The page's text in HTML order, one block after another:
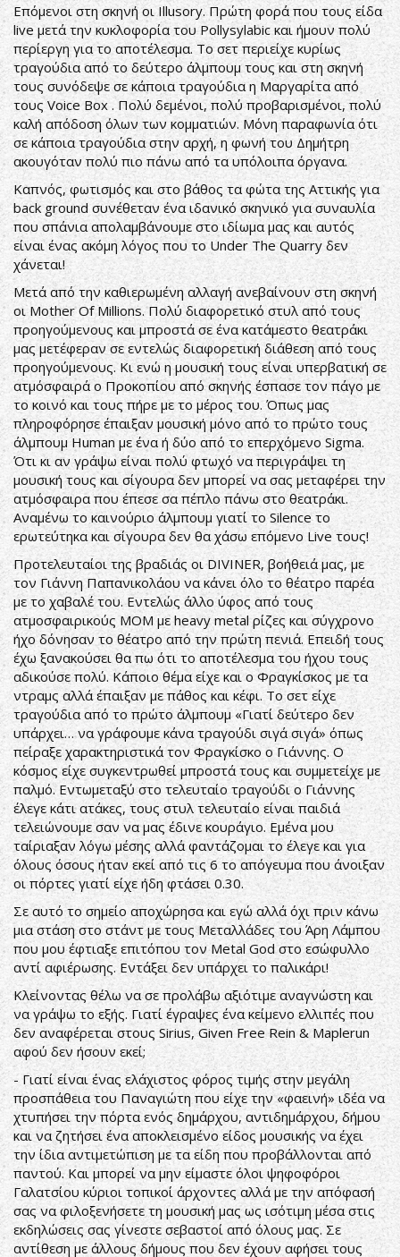
Επόμενοι στη σκηνή οι Illusory. Πρώτη φορά που τους είδα
live μετά την κυκλοφορία του Pollysylabic και ήμουν πολύ
περίεργη για το αποτέλεσμα. Το σετ περιείχε κυρίως
τραγούδια από το δεύτερο άλμπουμ τους και στη σκηνή
τους συνόδεψε σε κάποια τραγούδια η Μαργαρίτα από
τους Voice Box . Πολύ δεμένοι, πολύ προβαρισμένοι, πολύ
καλή απόδοση όλων των κομματιών. Μόνη παραφωνία ότι
σε κάποια τραγούδια στην αρχή, η φωνή του Δημήτρη
ακουγόταν πολύ πιο πάνω από τα υπόλοιπα όργανα.
Καπνός, φωτισμός και στο βάθος τα φώτα της Αττικής για
back ground συνέθεταν ένα ιδανικό σκηνικό για συναυλία
που σπάνια απολαμβάνουμε στο ιδίωμα μας και αυτός
είναι ένας ακόμη λόγος που το Under The Quarry δεν
χάνεται!
Μετά από την καθιερωμένη αλλαγή ανεβαίνουν στη σκηνή
οι Mother Of Millions. Πολύ διαφορετικό στυλ από τους
προηγούμενους και μπροστά σε ένα κατάμεστο θεατράκι
μας μετέφεραν σε εντελώς διαφορετική διάθεση από τους
προηγούμενους. Κι ενώ η μουσική τους είναι υπερβατική σε
ατμόσφαιρά ο Προκοπίου από σκηνής έσπασε τον πάγο με
το κοινό και τους πήρε με το μέρος του. Όπως μας
πληροφόρησε έπαιξαν μουσική μόνο από το πρώτο τους
άλμπουμ Human με ένα ή δύο από το επερχόμενο Sigma.
Ότι κι αν γράψω είναι πολύ φτωχό να περιγράψει τη
μουσική τους και σίγουρα δεν μπορεί να σας μεταφέρει την
ατμόσφαιρα που έπεσε σα πέπλο πάνω στο θεατράκι.
Αναμένω το καινούριο άλμπουμ γιατί το Silence το
ερωτεύτηκα και σίγουρα δεν θα χάσω επόμενο Live τους!
Προτελευταίοι της βραδιάς οι DIVINER, βοήθειά μας, με
τον Γιάννη Παπανικολάου να κάνει όλο το θέατρο παρέα
με το χαβαλέ του. Εντελώς άλλο ύφος από τους
ατμοσφαιρικούς MOM με heavy metal ρίζες και σύγχρονο
ήχο δόνησαν το θέατρο από την πρώτη πενιά. Επειδή τους
έχω ξανακούσει θα πω ότι το αποτέλεσμα του ήχου τους
αδικούσε πολύ. Κάποιο θέμα είχε και ο Φραγκίσκος με τα
ντραμς αλλά έπαιξαν με πάθος και κέφι. Το σετ είχε
τραγούδια από το πρώτο άλμπουμ «Γιατί δεύτερο δεν
υπάρχει… να γράφουμε κάνα τραγούδι σιγά σιγά» όπως
πείραξε χαρακτηριστικά τον Φραγκίσκο ο Γιάννης. Ο
κόσμος είχε συγκεντρωθεί μπροστά τους και συμμετείχε με
παλμό. Εντωμεταξύ στο τελευταίο τραγούδι ο Γιάννης
έλεγε κάτι ατάκες, τους στυλ τελευταίο είναι παιδιά
τελειώνουμε σαν να μας έδινε κουράγιο. Εμένα μου
ταίριαξαν λόγω μέσης αλλά φαντάζομαι το έλεγε και για
όλους όσους ήταν εκεί από τις 6 το απόγευμα που άνοιξαν
οι πόρτες γιατί είχε ήδη φτάσει 0.30.
Σε αυτό το σημείο αποχώρησα και εγώ αλλά όχι πριν κάνω
μια στάση στο στάντ με τους Μεταλλάδες του Άρη Λάμπου
που μου έφτιαξε επιτόπου τον Metal God στο εσώφυλλο
αντί αφιέρωσης. Εντάξει δεν υπάρχει το παλικάρι!
Κλείνοντας θέλω να σε προλάβω αξιότιμε αναγνώστη και
να γράψω το εξής. Γιατί έγραψες ένα κείμενο ελλιπές που
δεν αναφέρεται στους Sirius, Given Free Rein & Maplerun
αφού δεν ήσουν εκεί;
- Γιατί είναι ένας ελάχιστος φόρος τιμής στην μεγάλη
προσπάθεια του Παναγιώτη που είχε την «φαεινή» ιδέα να
χτυπήσει την πόρτα ενός δημάρχου, αντιδημάρχου, δήμου
και να ζητήσει ένα αποκλεισμένο είδος μουσικής να έχει
την ίδια αντιμετώπιση με τα είδη που προβάλλονται από
παντού. Και μπορεί να μην είμαστε όλοι ψηφοφόροι
Γαλατσίου κύριοι τοπικοί άρχοντες αλλά με την απόφασή
σας να φιλοξενήσετε τη μουσική μας ως ισότιμη μέσα στις
εκδηλώσεις σας γίνεστε σεβαστοί από όλους μας. Σε
αντίθεση με άλλους δήμους που δεν έχουν αφήσει τους